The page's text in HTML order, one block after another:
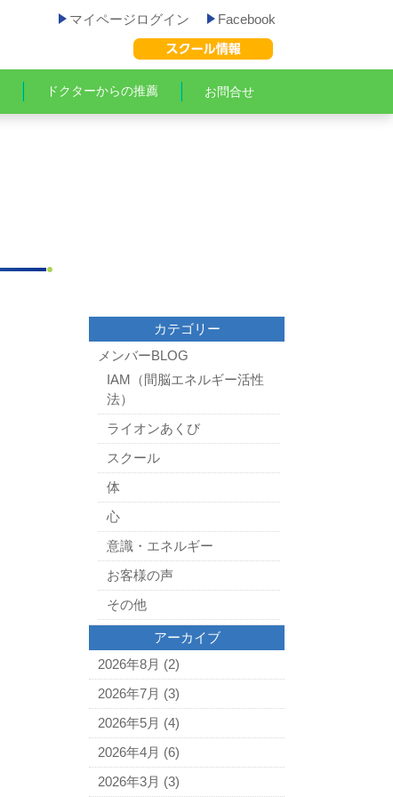
マイページログイン Facebook
ドクターからの推薦 お問合せ
カテゴリー
メンバーBLOG
IAM（間脳エネルギー活性
法）
ライオンあくび
スクール
体
心
意識・エネルギー
お客様の声
その他
アーカイブ
2026年8月 (2)
2026年7月 (3)
2026年5月 (4)
2026年4月 (6)
2026年3月 (3)